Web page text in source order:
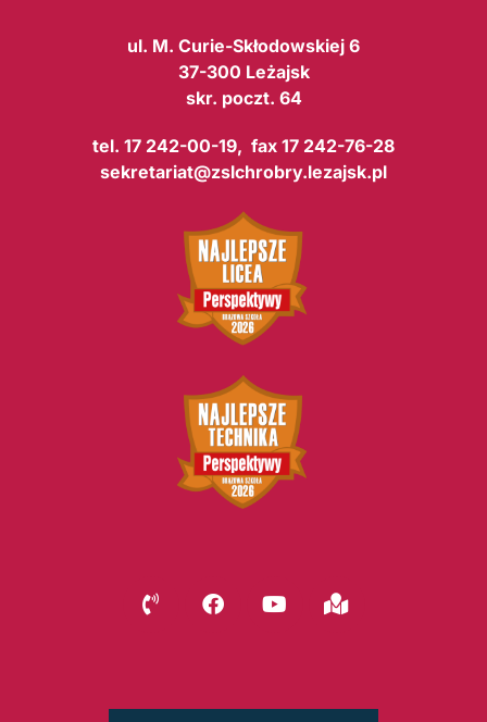
ul. M. Curie-Skłodowskiej 6
37-300 Leżajsk
skr. poczt. 64
tel. 17 242-00-19, fax 17 242-76-28
sekretariat@zslchrobry.lezajsk.pl